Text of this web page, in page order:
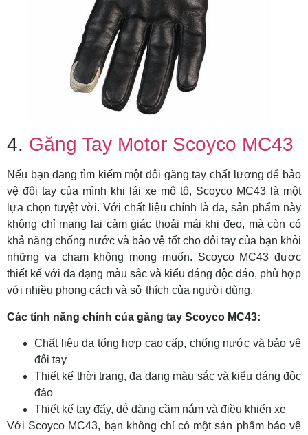
4. Găng Tay Motor Scoyco MC43
Nếu bạn đang tìm kiếm một đôi găng tay chất lượng để bảo
vệ đôi tay của mình khi lái xe mô tô, Scoyco MC43 là một
lựa chọn tuyệt vời. Với chất liệu chính là da, sản phẩm này
không chỉ mang lại cảm giác thoải mái khi đeo, mà còn có
khả năng chống nước và bảo vệ tốt cho đôi tay của bạn khỏi
những va chạm không mong muốn. Scoyco MC43 được
thiết kế với đa dạng màu sắc và kiểu dáng độc đáo, phù hợp
với nhiều phong cách và sở thích của người dùng.
Các tính năng chính của găng tay Scoyco MC43:
Chất liệu da tổng hợp cao cấp, chống nước và bảo vệ
đôi tay
Thiết kế thời trang, đa dạng màu sắc và kiểu dáng độc
đáo
Thiết kế tay đẩy, dễ dàng cầm nắm và điều khiển xe
Với Scoyco MC43, bạn không chỉ có một sản phẩm bảo vệ